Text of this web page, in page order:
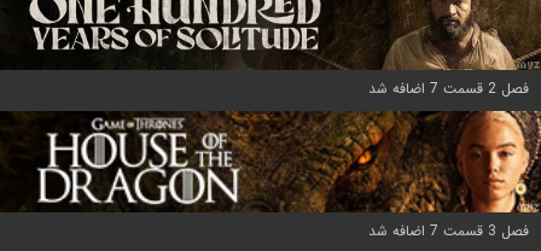
فصل 2 قسمت 7 اضافه شد
فصل 3 قسمت 7 اضافه شد